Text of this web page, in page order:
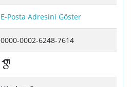
E-Posta Adresini Göster
0000-0002-6248-7614